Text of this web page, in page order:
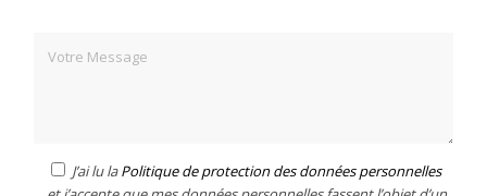
J’ai lu laPolitique de protection des données personnelles